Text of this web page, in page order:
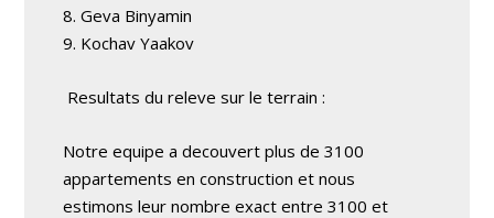
8. Geva Binyamin
9. Kochav Yaakov
Resultats du releve sur le terrain :
Notre equipe a decouvert plus de 3100
appartements en construction et nous
estimons leur nombre exact entre 3100 et